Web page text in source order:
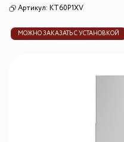
Артикул: KT60P1XV
МОЖНО ЗАКАЗАТЬ С УСТАНОВКОЙ